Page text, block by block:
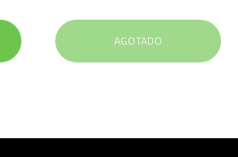
AGOTADO